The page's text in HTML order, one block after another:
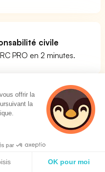
civile
PRO en 2 minutes.
prévoyance
4761Z ?
offrir la
la
par
OK pour moi